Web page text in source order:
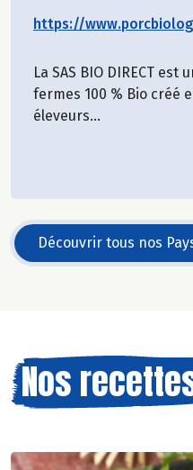
https://
La SAS BIO DIRECT
fermes 100 % Bio créé
éleveurs...
Découvrir tous nos
Nos